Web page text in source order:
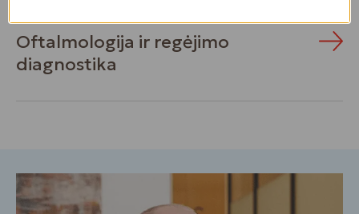
Oftalmologija ir regėjimo
diagnostika